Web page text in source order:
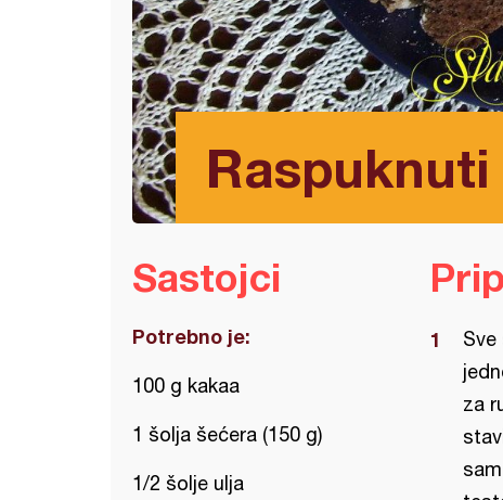
Sastojci
Potrebno je:
100 g kakaa
1 šolja šećera (150 g)
1/2 šolje ulja
za